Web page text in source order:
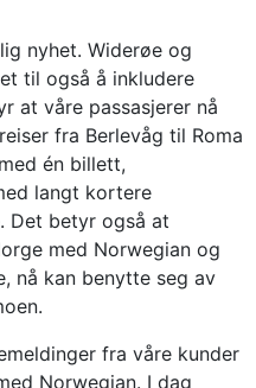
nyhet. Widerøe og
til også å inkludere
at våre passasjerer nå
fra Berlevåg til Roma
én billett,
langt kortere
Det betyr også at
med Norwegian og
nå kan benytte seg av
fra våre kunder
Norwegian. I dag